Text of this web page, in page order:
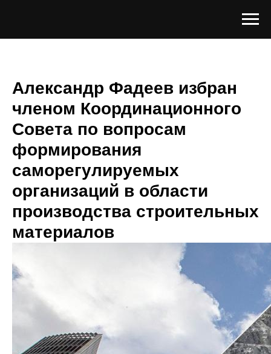
Александр Фадеев избран
членом Координационного
Совета по вопросам
формирования
саморегулируемых
организаций в области
производства строительных
материалов